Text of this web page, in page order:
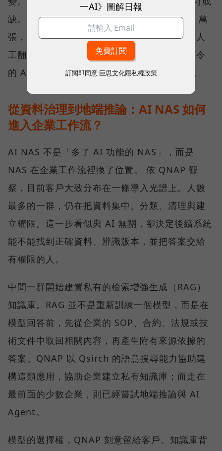
缺。」劉文義舉例，當照片累積到 10 萬、20 萬
張，要找出其中幾張特定畫面，已不可能只靠人
工翻找。此時，能理解內容、接受自然語言指令
的 AI 工具，會從加分功能逐漸變成必要條件。
從資料治理到地端推論：AI NAS 如何
進入企業工作流？
AI NAS 不是「多了 AI 功能的 NAS」，而是
NAS 在企業工作流裡換了位置。 依 QNAP 觀
察，目前客戶大致分布在一條導入光譜上。人數
最多的一群，仍在把資料集中、分類、清理與建
立權限。這一步看似與 AI 無關，卻決定後續系統
能不能找到正確資料、辨識版本，並把答案交給
有權限的人。
中間一群開始建置私有的檢索增強生成（RAG）
知識庫。RAG 並不是重新訓練一個模型，而是在
模型回答前，先從企業的 SOP、合約、法規或技
術文件中取回相關內容，再產生附有來源依據的
答案。QNAP 以 Qsirch 的語意搜尋能力協助建
構這類應用，協助企業建立私有知識庫；而走在
最前面的少數企業，則已經嘗試地端推論與 AI
Agent。
模型的選擇權，QNAP 刻意留給客戶。知識庫背
一AI》圖解日報
訂閱即同意 巨思文化隱私權政策